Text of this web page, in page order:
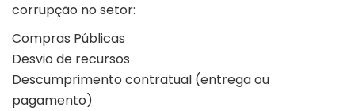
corrupção no setor:
Compras Públicas
Desvio de recursos
Descumprimento contratual (entrega ou
pagamento)